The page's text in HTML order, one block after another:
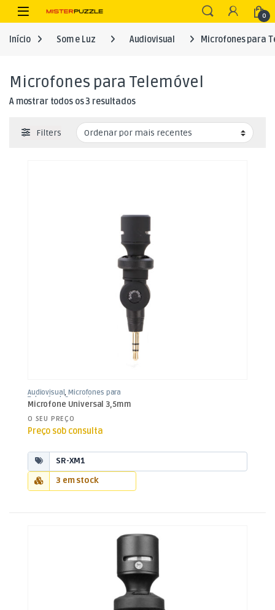
Skip to navigation
Skip to content
Open 0
Início Som e Luz Audiovisual Microfones para
Microfones para Telemóvel
A mostrar todos os 3 resultadosOrdenado por mais recentes
Filters
Audiovisual, Microfones para
Telemóvel Som e Luz
Microfone Universal 3,5mm
O SEU PREÇO
Preço sob consulta
SR-XM1
3 em stock